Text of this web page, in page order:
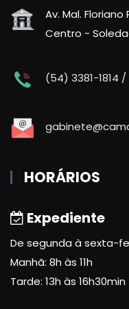
Av. Mal.
Centro -
(54) 3381-1814
HORÁRIOS
Expediente
De segunda à sexta-
Manhã: 8h às 11h
Tarde: 13h às 16h30min